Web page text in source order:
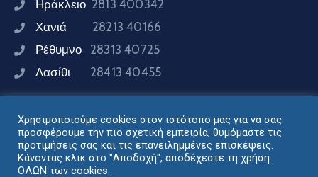
Ηράκλειο 2813 400342
Χανιά 28213 40166
Ρέθυμνο 28313 40725
Λασίθι 28413 40455
Συνδεθείτε μαζί μας
Χρησιμοποιούμε cookies στον ιστότοπο μας για να σας
προσφέρουμε την πιο σχετική εμπειρία, θυμόμαστε τις
προτιμήσεις σας και τις επανειλημμένες επισκέψεις.
Κάνοντας κλικ στο "Αποδοχή", αποδέχεστε τη χρήση
ΟΛΩΝ των cookies.